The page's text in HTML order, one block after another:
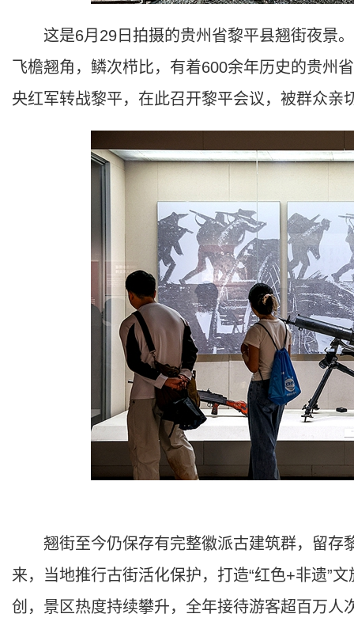
这是6月29日拍摄的贵州省黎平县翘街夜景。
飞檐翘角，鳞次栉比，有着600余年历史的贵州
央红军转战黎平，在此召开黎平会议，被群众亲
翘街至今仍保存有完整徽派古建筑群，留存
来，当地推行古街活化保护，打造“红色+非遗”
创，景区热度持续攀升，全年接待游客超百万